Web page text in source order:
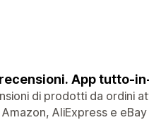
App tutto-
di prodotti da ordini
AliExpress e